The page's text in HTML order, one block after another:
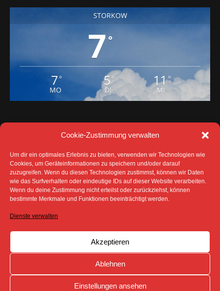
Cookie-Zustimmung verwalten
Um dir ein optimales Erlebnis zu bieten, verwenden wir Technologien wie
Cookies, um Geräteinformationen zu speichern und/oder darauf
zuzugreifen. Wenn du diesen Technologien zustimmst, können wir Daten
wie das Surfverhalten oder eindeutige IDs auf dieser Website verarbeiten.
Wenn du deine Zustimmung nicht erteilst oder zurückziehst, können
bestimmte Merkmale und Funktionen beeinträchtigt werden.
Dienste verwalten
Akzeptieren
Ablehnen
Einstellungen ansehen
STORKOW
7°
7 °
MO
5°
DI
11°
MI
IMPRESSUM
VERÖFFENTLICHTEN INFORMATIONEN UNTERLIEGEN -
SOFERN NICHT ANDERS GEKENNZEICHNET- DEM
COPYRIGHT DES SPREEBOTE ONLINE ODER WERDEN
MIT ERLAUBNIS DER RECHTEINHABER
VERÖFFENTLICHT.